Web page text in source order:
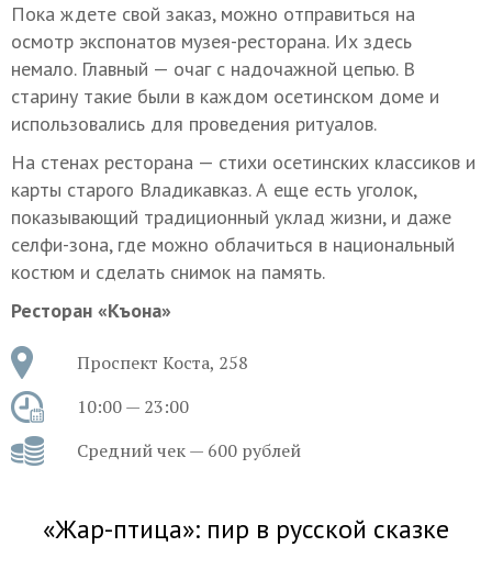
Пока ждете свой заказ, можно отправиться на
осмотр экспонатов музея-ресторана. Их здесь
немало. Главный — очаг с надочажной цепью. В
старину такие были в каждом осетинском доме и
использовались для проведения ритуалов.
На стенах ресторана — стихи осетинских классиков и
карты старого Владикавказ. А еще есть уголок,
показывающий традиционный уклад жизни, и даже
селфи-зона, где можно облачиться в национальный
костюм и сделать снимок на память.
Ресторан «Къона»
Проспект Коста, 258
10:00 — 23:00
Средний чек — 600 рублей
«Жар-птица»: пир в русской сказке